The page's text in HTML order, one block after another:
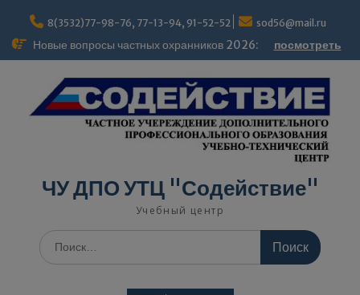
8(3532)77-98-76, 77-13-94, 91-52-52 sod56@mail.ru
Новые вопросы частных охранников 2026: посмотреть
ЧУ ДПО УТЦ "Содействие"
Учебный центр